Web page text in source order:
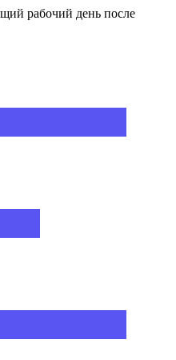
рабочий день после